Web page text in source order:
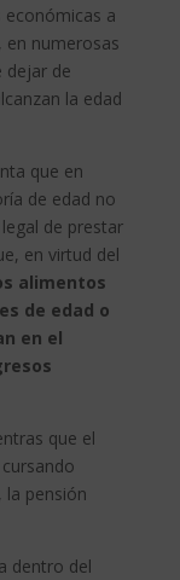
a
en numerosas
dejar de
la edad
que en
de edad no
de prestar
en virtud del
alimentos
de edad o
en el
que el
la pensión
dentro del